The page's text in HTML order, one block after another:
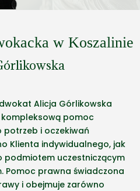
w Koszalinie
Alicja Górlikowska
pomoc
i oczekiwań
Klienta indywidualnego, jak
podmiotem uczestniczącym
Pomoc prawna świadczona
i obejmuje zarówno